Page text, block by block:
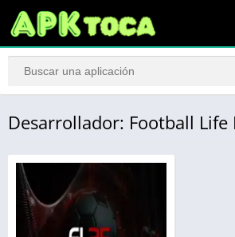
Desarrollador: Football Life